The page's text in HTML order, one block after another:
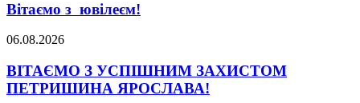
Вітаємо з ювілеєм!
06.08.2026
ВІТАЄМО З УСПІШНИМ ЗАХИСТОМ
ПЕТРИШИНА ЯРОСЛАВА!